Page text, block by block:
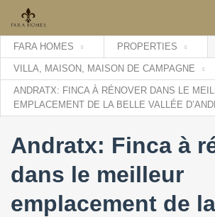
FARA HOMES PROPERTIES
VILLA, MAISON, MAISON DE CAMPAGNE
ANDRATX: FINCA À RÉNOVER DANS LE
EMPLACEMENT DE LA BELLE VALLÉE
Andratx: Finca à
dans le meilleur
emplacement de